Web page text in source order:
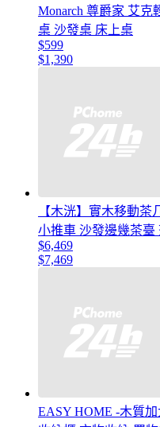
Monarch 尊爵家 艾克
桌 沙發桌 床上桌
$599
$1,390
【木洸】實木移動茶
小推車 沙發邊幾茶臺
$6,469
$7,469
EASY HOME -木質